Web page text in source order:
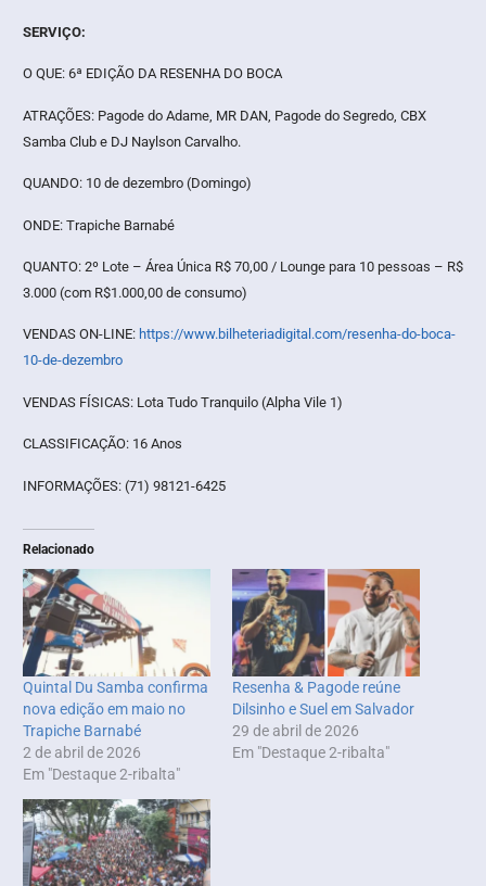
SERVIÇO:
O QUE: 6ª EDIÇÃO DA RESENHA DO BOCA
ATRAÇÕES: Pagode do Adame, MR DAN, Pagode do Segredo, CBX
Samba Club e DJ Naylson Carvalho.
QUANDO: 10 de dezembro (Domingo)
ONDE: Trapiche Barnabé
QUANTO: 2º Lote – Área Única R$ 70,00 / Lounge para 10 pessoas – R$
3.000 (com R$1.000,00 de consumo)
VENDAS ON-LINE: https://www.bilheteriadigital.com/resenha-do-boca-
10-de-dezembro
VENDAS FÍSICAS: Lota Tudo Tranquilo (Alpha Vile 1)
CLASSIFICAÇÃO: 16 Anos
INFORMAÇÕES: (71) 98121-6425
Relacionado
Quintal Du Samba confirma
nova edição em maio no
Trapiche Barnabé
2 de abril de 2026
Em "Destaque 2-ribalta"
Resenha & Pagode reúne
Dilsinho e Suel em Salvador
29 de abril de 2026
Em "Destaque 2-ribalta"